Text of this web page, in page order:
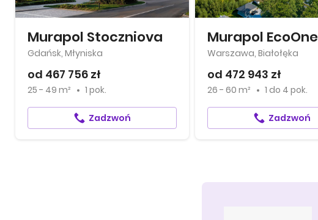
Murapol Stoczniova
Gdańsk, Młyniska
od 467 756 zł
25 - 49 m² 1 pok.
Zadzwoń
Murapol EcoOne
Warszawa, Białołęka
od 472 943 zł
26 - 60 m² 1 do 4 pok.
Zadzwoń